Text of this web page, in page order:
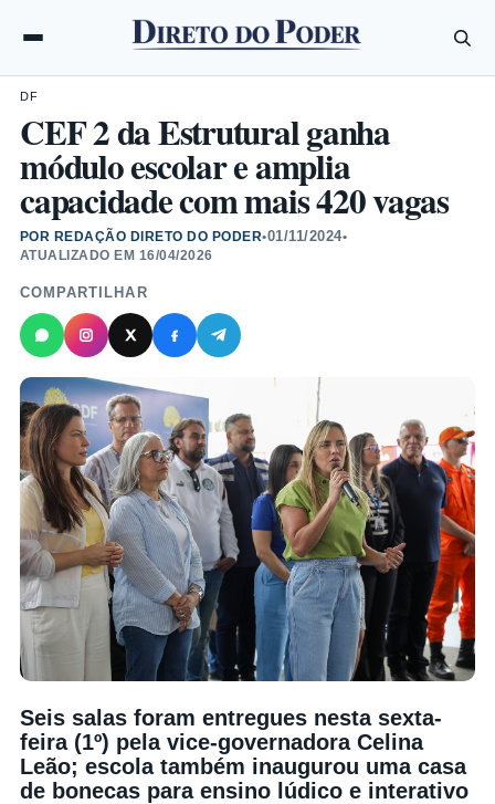
DF
CEF 2 da Estrutural ganha
módulo escolar e amplia
capacidade com mais 420 vagas
POR REDAÇÃO DIRETO DO PODER•01/11/2024•
ATUALIZADO EM 16/04/2026
COMPARTILHAR
Seis salas foram entregues nesta sexta-
feira (1º) pela vice-governadora Celina
Leão; escola também inaugurou uma casa
de bonecas para ensino lúdico e interativo